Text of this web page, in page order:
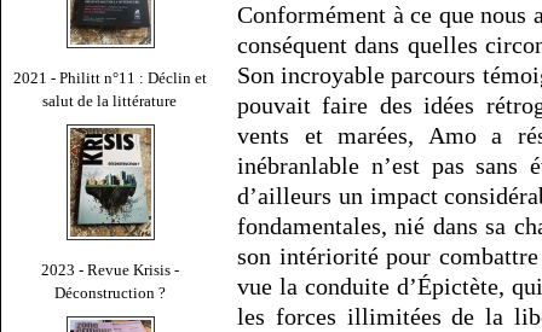
2021 - Philitt n°11 : Déclin et
salut de la littérature
2023 - Revue Krisis -
Déconstruction ?
Conformément à ce que nous
conséquent dans quelles
Son incroyable parcours
pouvait faire des idées
vents et marées, Amo a
inébranlable n’est pas sans
d’ailleurs un impact
fondamentales, nié dans sa
son intériorité pour
vue la conduite d’Épictète,
les forces illimitées de la